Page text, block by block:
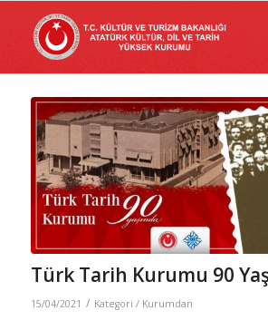
Türk Tarih Kurumu 90
15/04/2021 / Kategori / Kurumdan